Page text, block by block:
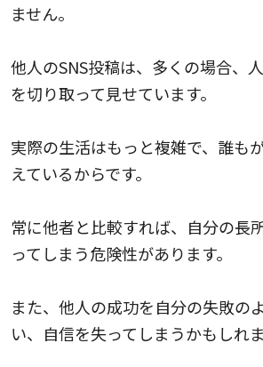
ません。
他人のSNS投稿は、多くの場合、
を切り取って見せています。
実際の生活はもっと複雑で、誰も
えているからです。
常に他者と比較すれば、自分の長
ってしまう危険性があります。
また、他人の成功を自分の失敗の
い、自信を失ってしまうかもしれま